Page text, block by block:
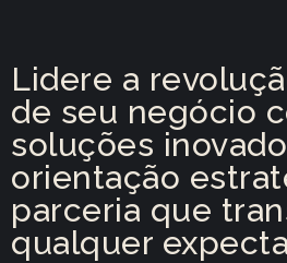
Lidere a
de seu negócio
soluções
orientação
parceria que
qualquer